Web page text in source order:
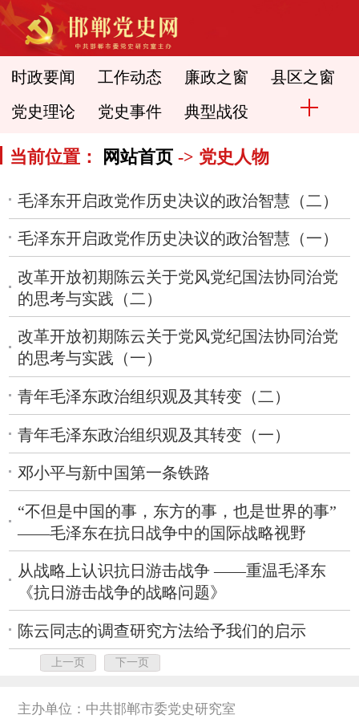
时政要闻 工作动态 廉政之窗 县区之窗
党史理论 党史事件 典型战役
当前位置： 网站首页 -> 党史人物
毛泽东开启政党作历史决议的政治智慧（二）
毛泽东开启政党作历史决议的政治智慧（一）
改革开放初期陈云关于党风党纪国法协同治党
的思考与实践（二）
改革开放初期陈云关于党风党纪国法协同治党
的思考与实践（一）
青年毛泽东政治组织观及其转变（二）
青年毛泽东政治组织观及其转变（一）
邓小平与新中国第一条铁路
“不但是中国的事，东方的事，也是世界的事”
——毛泽东在抗日战争中的国际战略视野
从战略上认识抗日游击战争 ——重温毛泽东
《抗日游击战争的战略问题》
陈云同志的调查研究方法给予我们的启示
上一页 下一页
主办单位：中共邯郸市委党史研究室